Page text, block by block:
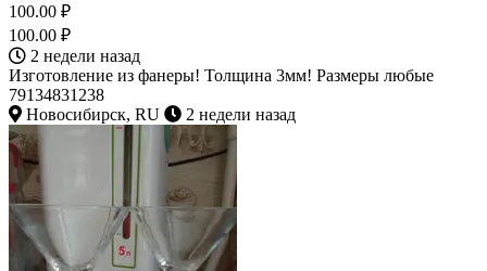
100.00 ₽
100.00 ₽
2 недели назад
Изготовление из фанеры! Толщина 3мм! Размеры любые
79134831238
Новосибирск, RU
2 недели назад